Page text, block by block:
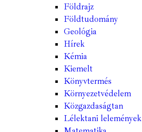
Földrajz
Földtudomány
Geológia
Hírek
Kémia
Kiemelt
Könyvtermés
Környezetvédelem
Közgazdaságtan
Lélektani lelemények